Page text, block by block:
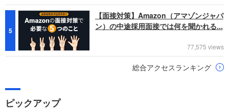
5
【面接対策】Amazon（アマゾンジャパ
ン）の中途採用面接では何を聞かれる...
77,575 views
総合アクセスランキング
ピックアップ